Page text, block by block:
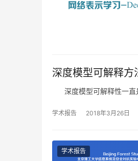
深度模型可解释方
深度模型可解释性一直
学术报告 2018年3月26日
学术报告